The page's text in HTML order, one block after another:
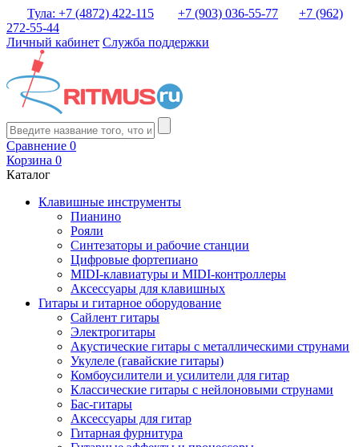
Тула: +7 (4872) 422-115 +7 (903) 036-55-77
+7 (962)
272-55-44
Личный кабинет Служба поддержки
Сравнение 0
Корзина 0
Каталог
Клавишные инструменты
Пианино
Рояли
Синтезаторы и рабочие станции
Цифровые фортепиано
MIDI-клавиатуры и MIDI-контроллеры
Аксессуары для клавишных
Гитары и гитарное оборудование
Сайлент гитары
Электрогитары
Акустические гитары с металлическими струнами
Укулеле (гавайские гитары)
Комбоусилители и усилители для гитар
Классические гитары с нейлоновыми струнами
Бас-гитары
Аксессуары для гитар
Гитарная фурнитура